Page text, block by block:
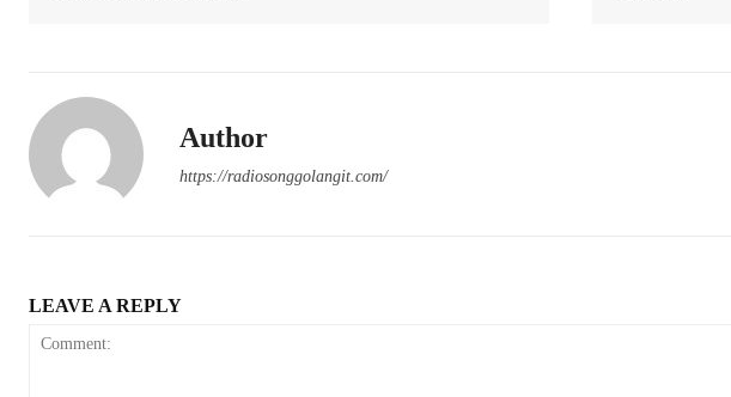
Author
https://radiosonggolangit.com/
LEAVE A REPLY